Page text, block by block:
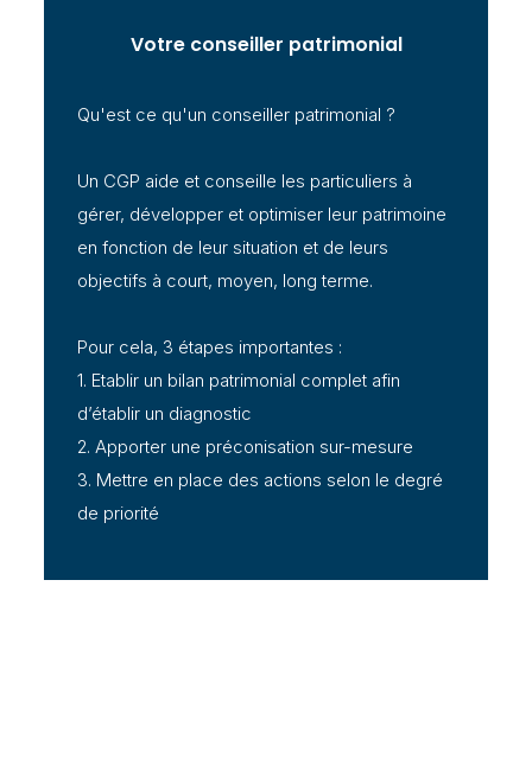
Votre conseiller patrimonial
Qu'est ce qu'un conseiller patrimonial ?
Un CGP aide et conseille les particuliers à
gérer, développer et optimiser leur patrimoine
en fonction de leur situation et de leurs
objectifs à court, moyen, long terme.
Pour cela, 3 étapes importantes :
1. Etablir un bilan patrimonial complet afin
d’établir un diagnostic
2. Apporter une préconisation sur-mesure
3. Mettre en place des actions selon le degré
de priorité